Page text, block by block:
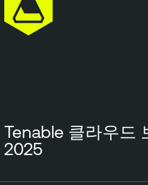
Tenable 클라우드
2025